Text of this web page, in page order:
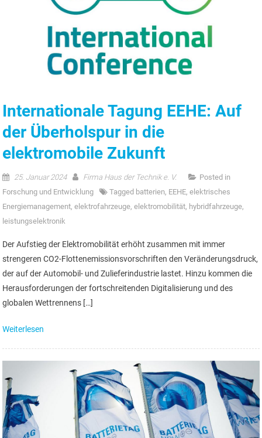
Internationale Tagung EEHE: Auf
der Überholspur in die
elektromobile Zukunft
25. Januar 2024 Firma Haus der Technik e. V.
Posted in
Forschung und Entwicklung
Tagged batterien, EEHE,elektrisches
Energiemanagement,elektrofahrzeuge,elektromobilität, hybridfahrzeuge,
leistungselektronik
Der Aufstieg der Elektromobilität erhöht zusammen mit immer
strengeren CO2-Flottenemissionsvorschriften den Veränderungsdruck,
der auf der Automobil- und Zulieferindustrie lastet. Hinzu kommen die
Herausforderungen der fortschreitenden Digitalisierung und des
globalen Wettrennens […]
Weiterlesen